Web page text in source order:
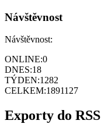
Návštěvnost
Návštěvnost:
ONLINE:0
DNES:18
TÝDEN:1282
CELKEM:1891127
Exporty do RSS